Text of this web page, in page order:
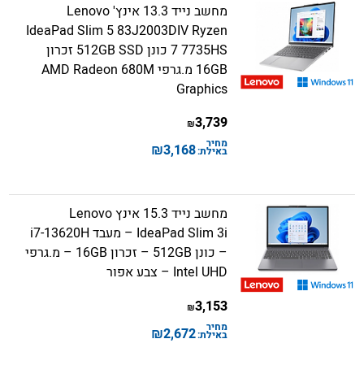
מחשב נייד 13.3 אינץ' Lenovo
IdeaPad Slim 5 83J2003DIV Ryzen
7 7735HS כונן 512GB SSD זכרון
16GB מ.גרפי AMD Radeon 680M
Graphics
3,739
₪
מחיר
באילת:3,168
₪
מחשב נייד 15.3 אינץ Lenovo
IdeaPad Slim 3i – מעבד i7-13620H
– כונן 512GB – זכרון 16GB – מ.גרפי
Intel UHD – צבע אפור
3,153
₪
מחיר
באילת:2,672
₪